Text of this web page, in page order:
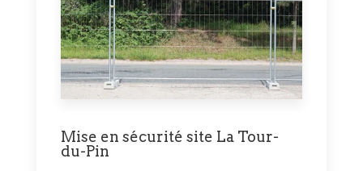
Mise en sécurité site La Tour-
du-Pin